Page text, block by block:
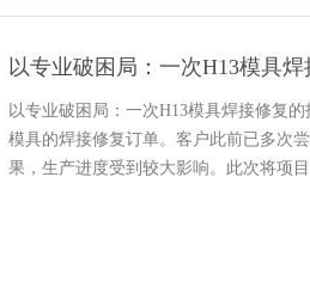
以专业破困局：一次H13模具
以专业破困局：一次H13模具焊接修复
模具的焊接修复订单。客户此前已多次
果，生产进度受到较大影响。此次将项